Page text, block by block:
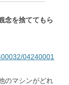
念を捨ててもら
04240001
のマシンがどれ